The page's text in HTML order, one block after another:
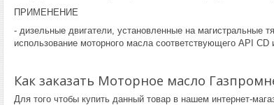
ПРИМЕНЕНИЕ
- дизельные двигатели, установленные на магистральные
использование моторного масла соответствующего API
Как заказать Моторное масло
Для того чтобы купить данный товар в нашем интернет-